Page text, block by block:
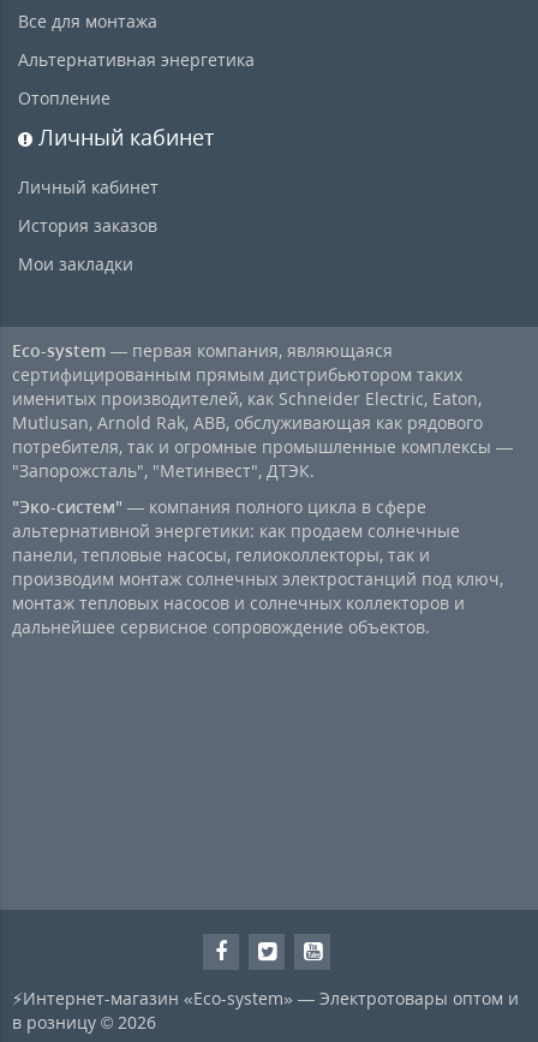
Все для монтажа
Альтернативная энергетика
Отопление
Личный кабинет
Личный кабинет
История заказов
Мои закладки
Eco-system — первая компания, являющаяся
сертифицированным прямым дистрибьютором таких
именитых производителей, как Schneider Electric, Eaton,
Mutlusan, Arnold Rak, ABB, обслуживающая как рядового
потребителя, так и огромные промышленные комплексы —
"Запорожсталь", "Метинвест", ДТЭК.
"Эко-систем" — компания полного цикла в сфере
альтернативной энергетики: как продаем солнечные
панели, тепловые насосы, гелиоколлекторы, так и
производим монтаж солнечных электростанций под ключ,
монтаж тепловых насосов и солнечных коллекторов и
дальнейшее сервисное сопровождение объектов.
⚡Интернет-магазин «Eco-system» — Электротовары оптом и
в розницу © 2026